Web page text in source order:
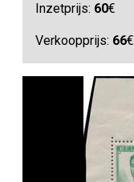
Inzetprijs: 60€
Verkoopprijs: 66€